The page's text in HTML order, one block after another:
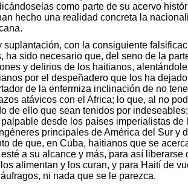
como parte de su acervo
hecho una realidad concreta la
con la consiguiente
sido necesario que, del seno de la
y delirios de los haitianos,
por el despeñadero que los ha
de la enfermiza inclinación de no
atávicos con el Africa; lo que, al no
de ello que sean tenidos por
desde los países imperialistas
principales de América del Sur y
de que, en Cuba, haitianos que se
a su alcance y más, para así
alimentan y los curan, y para Haití de
ni nada que se le parezca.